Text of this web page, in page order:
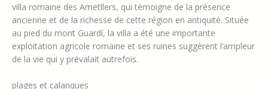
villa romaine des Ametllers, qui témoigne de la présence
ancienne et de la richesse de cette région en antiquité. Située
au pied du mont Guardí, la villa a été une importante
exploitation agricole romaine et ses ruines suggèrent l’ampleur
de la vie qui y prévalait autrefois.
plages et calanques